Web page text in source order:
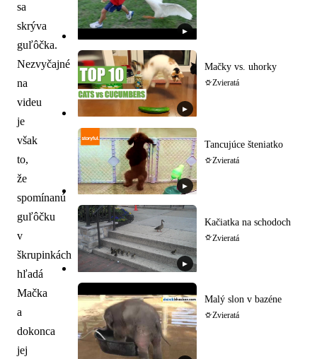
sa
skrýva
guľôčka.
Nezvyčajné
na
videu
je
však
to,
že
spomínanú
guľôčku
v
škrupinkách
hľadá
Mačka
a
dokonca
jej
▶
▶
Mačky vs. uhorky
Zvieratá
▶
Tancujúce šteniatko
Zvieratá
▶
Kačiatka na schodoch
Zvieratá
Malý slon v bazéne
Zvieratá